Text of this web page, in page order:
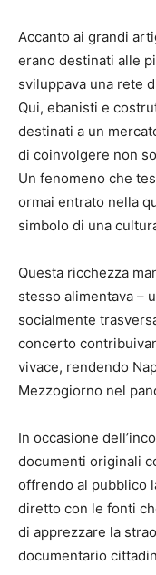
Accanto ai grandi
erano destinati alle
sviluppava una rete
Qui, ebanisti e
destinati a un
di coinvolgere non
Un fenomeno che
ormai entrato nella
simbolo di una
Questa ricchezza
stesso alimentava –
socialmente
concerto
vivace, rendendo
Mezzogiorno nel
In occasione
documenti originali
offrendo al pubblico
diretto con le fonti
di apprezzare la
documentario